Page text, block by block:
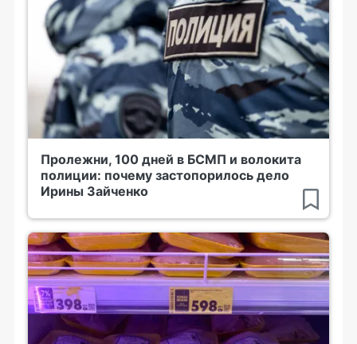
Пролежни, 100 дней в БСМП и волокита
полиции: почему застопорилось дело
Ирины Зайченко